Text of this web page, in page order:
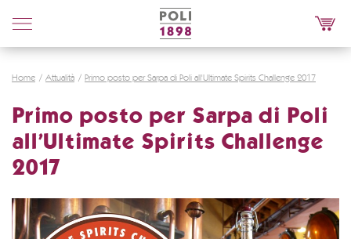
Poli
Distillerie
Home Attualità Primo posto per Sarpa di Poli all'Ultimate Spirits Challenge 2017
Primo posto per Sarpa di Poli
all'Ultimate Spirits Challenge
2017